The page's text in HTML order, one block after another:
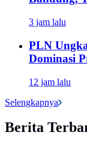
3 jam lalu
PLN
Dominasi
12 jam lalu
Selengkapnya
Berita